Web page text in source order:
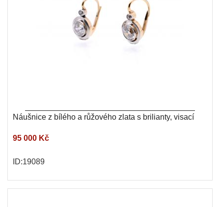
Náušnice z bílého a růžového zlata s brilianty, visací
95 000 Kč
ID:19089